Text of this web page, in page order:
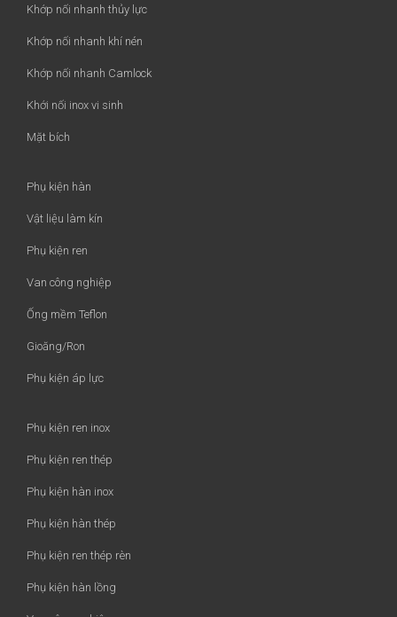
Khớp nối nhanh thủy lực
Khớp nối nhanh khí nén
Khớp nối nhanh Camlock
Khới nối inox vi sinh
Mặt bích
Phụ kiện hàn
Vật liệu làm kín
Phụ kiện ren
Van công nghiệp
Ống mềm Teflon
Gioăng/Ron
Phụ kiện áp lực
Phụ kiện ren inox
Phụ kiện ren thép
Phụ kiện hàn inox
Phụ kiện hàn thép
Phụ kiện ren thép rèn
Phụ kiện hàn lồng